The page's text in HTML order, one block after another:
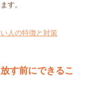
す。
人の特徴と対策
す前にできるこ